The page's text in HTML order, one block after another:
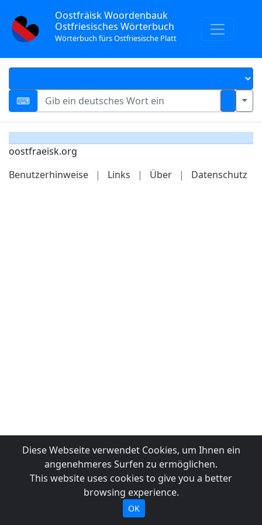
Oostfräisk Woordenbauk
Ostfriesisches Wörterbuch
Wörterbuch fürs Ostfriesische Platt
oostfraeisk.org
Benutzerhinweise
| Links | Über | Datenschutz
Diese Webseite verwendet Cookies, um Ihnen ein
angenehmeres Surfen zu ermöglichen.
This website uses cookies to give you a better
browsing experience.
OK